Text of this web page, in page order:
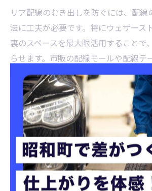
リア配線のむき出しを防ぐには、配線
法に工夫が必要です。特にウェザース
裏のスペースを最大限活用することで
らせます。市販の配線モールや配線テ
らに美観が向上します。
配線が外に出てしまう主な原因は、固
びのミスです。配線はたるみが出ない
で調整し、要所で結束バンドやクリ
う。また、ドア周辺の可動部は断線し
に合わせて余裕を持たせた配線取り回
DIY初心者は、事前にネットで施工事